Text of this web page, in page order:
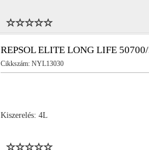
REPSOL ELITE LONG LIFE
Cikkszám: NYL13030
Kiszerelés: 4L